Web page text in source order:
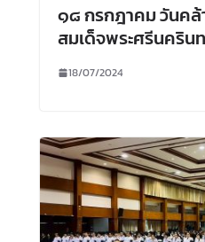
๑๘ กรกฎาคม วันค
สมเด็จพระศรีนคริน
18/07/2024